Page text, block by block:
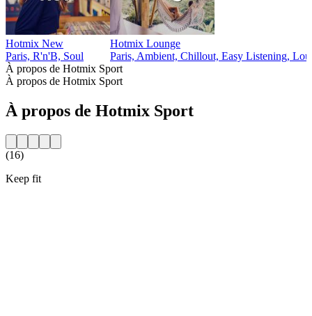
Hotmix New
Paris, R'n'B, Soul
Hotmix Lounge
Paris, Ambient, Chillout, Easy Listening,
À propos de Hotmix Sport
À propos de Hotmix Sport
À propos de Hotmix Sport
(16)
Keep fit